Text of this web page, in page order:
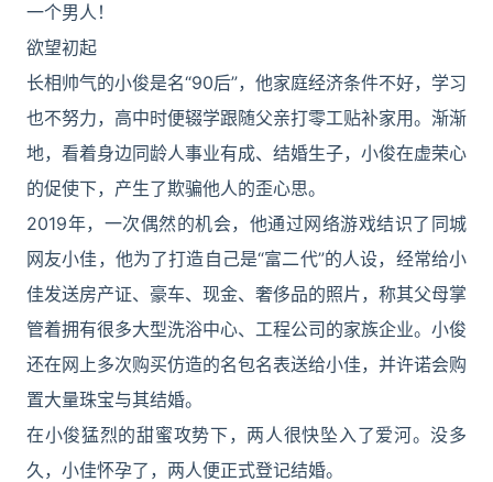
一个男人！
欲望初起
长相帅气的小俊是名“90后”，他家庭经济条件不好，学习
也不努力，高中时便辍学跟随父亲打零工贴补家用。渐渐
地，看着身边同龄人事业有成、结婚生子，小俊在虚荣心
的促使下，产生了欺骗他人的歪心思。
2019年，一次偶然的机会，他通过网络游戏结识了同城
网友小佳，他为了打造自己是“富二代”的人设，经常给小
佳发送房产证、豪车、现金、奢侈品的照片，称其父母掌
管着拥有很多大型洗浴中心、工程公司的家族企业。小俊
还在网上多次购买仿造的名包名表送给小佳，并许诺会购
置大量珠宝与其结婚。
在小俊猛烈的甜蜜攻势下，两人很快坠入了爱河。没多
久，小佳怀孕了，两人便正式登记结婚。